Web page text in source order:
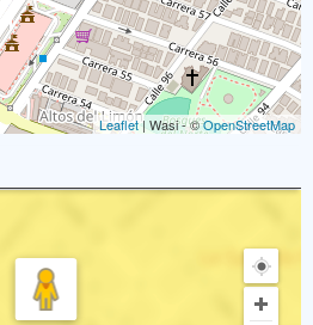
Leaflet| Wasi - ©OpenStreetMap